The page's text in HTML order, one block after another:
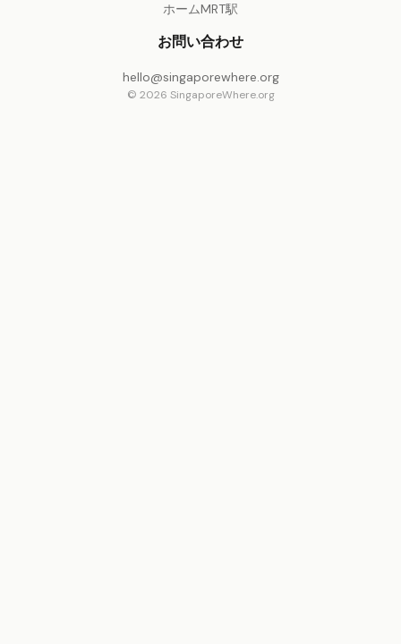
ホームMRT駅
お問い合わせ
hello@singaporewhere.org
© 2026 SingaporeWhere.org